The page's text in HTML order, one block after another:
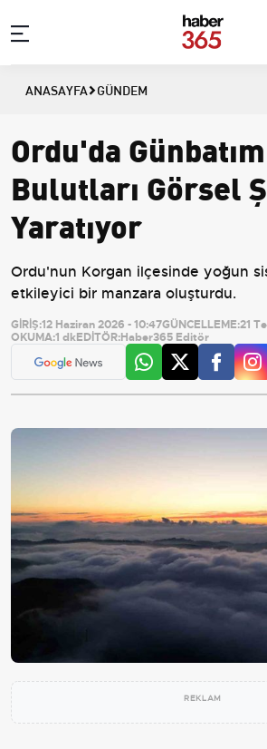
ANASAYFA GÜNDEM
Ordu'da
Bulutları Görsel
Yaratıyor
Ordu'nun Korgan ilçesinde yoğun
etkileyici bir manzara oluşturdu.
GİRİŞ:12 Haziran 2026 - 10:47GÜNCELLEME:21
OKUMA:1 dkEDİTÖR:Haber365 Editör
REKLAM